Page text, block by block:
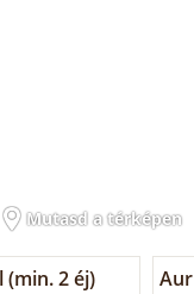
Mutasd a térképen
2 éj)